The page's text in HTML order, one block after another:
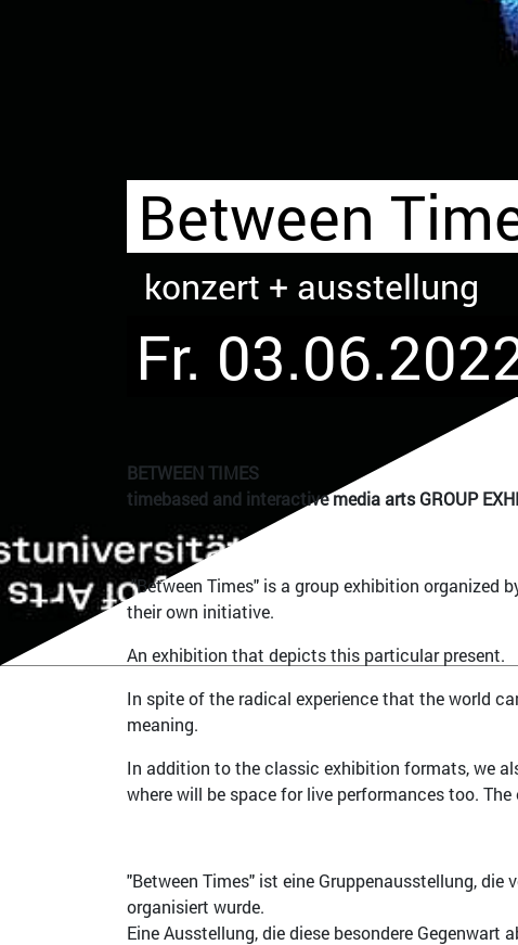
Between
konzert + ausstellung
Fr.
BETWEEN TIMES
timebased and interactive media arts GROUP
"Between Times" is a group exhibition organized
their own initiative.
An exhibition that depicts this particular present.
In spite of the radical experience that the world
meaning.
In addition to the classic exhibition formats, we
where will be space for live performances too.
"Between Times" ist eine Gruppenausstellung,
organisiert wurde.
Eine Ausstellung, die diese besondere Gegenwart